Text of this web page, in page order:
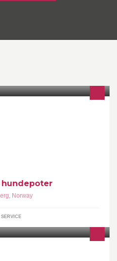
hundepoter
, Norway
SERVICE